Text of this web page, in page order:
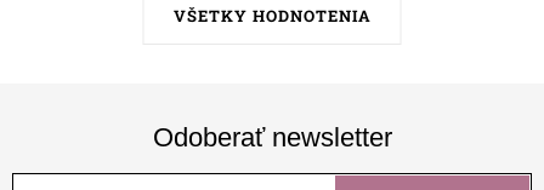
VŠETKY HODNOTENIA
Odoberať newsletter